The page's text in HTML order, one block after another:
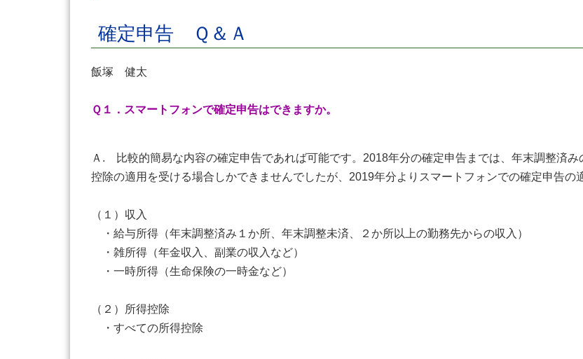
確定申告 Ｑ＆Ａ
飯塚 健太
Ｑ１．スマートフォンで確定申告はできますか。
Ａ. 比較的簡易な内容の確定申告であれば可能です。2018年分の確定申告までは、年末調整済
控除の適用を受ける場合しかできませんでしたが、2019年分よりスマートフォンでの確定申告の
（１）収入
・給与所得（年末調整済み１か所、年末調整未済、２か所以上の勤務先からの収入）
・雑所得（年金収入、副業の収入など）
・一時所得（生命保険の一時金など）
（２）所得控除
・すべての所得控除